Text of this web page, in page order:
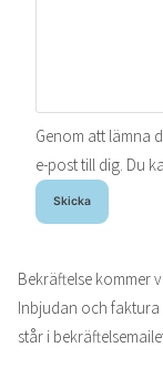
Genom att lämna
e-post till dig. Du
Skicka
Bekräftelse kommer
Inbjudan och faktura
står i